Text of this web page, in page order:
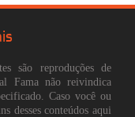
são reproduções de
Fama não reivindica
Caso você ou
desses conteúdos aqui